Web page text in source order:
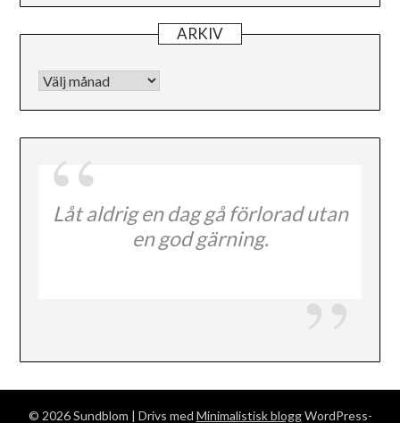
ARKIV
Arkiv
Låt aldrig en dag gå förlorad utan
en god gärning.
© 2026 Sundblom | Drivs med Minimalistisk bloggWordPress-